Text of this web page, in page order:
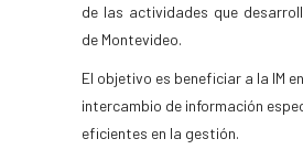
de las actividades que
de Montevideo.
El objetivo es beneficiar a la IM
intercambio de información
eficientes en la gestión.